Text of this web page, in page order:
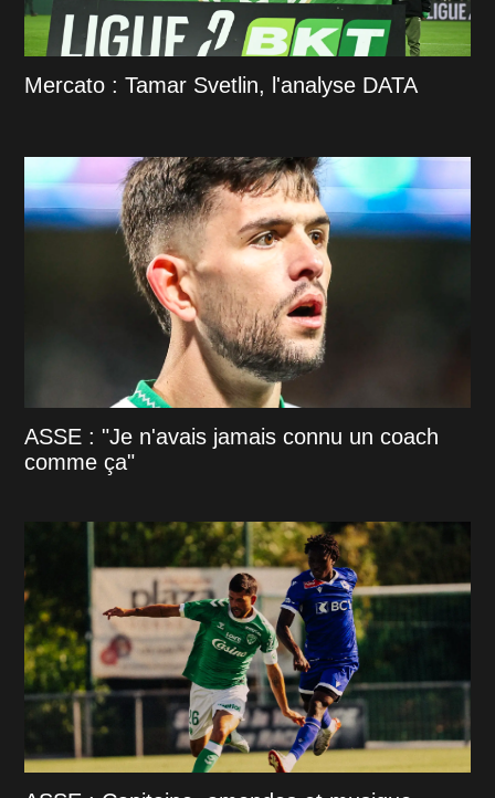
Mercato : Tamar Svetlin, l'analyse DATA
ASSE : "Je n'avais jamais connu un coach
comme ça"